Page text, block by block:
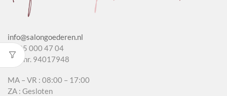
info@salongoederen.nl
T 085 000 47 04
KvK nr. 94017948
MA – VR : 08:00 – 17:00
ZA : Gesloten